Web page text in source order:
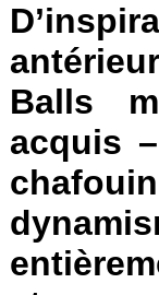
Balls
acquis